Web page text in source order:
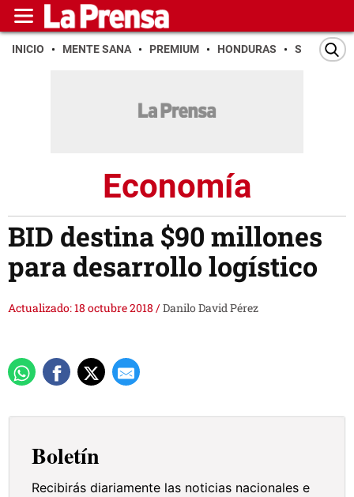
INICIO MENTE SANA PREMIUM HONDURAS SAN PEDRO
Economía
BID destina $90 millones
para desarrollo logístico
Actualizado: 18 octubre 2018 /Danilo David Pérez
Boletín
Recibirás diariamente las noticias nacionales e